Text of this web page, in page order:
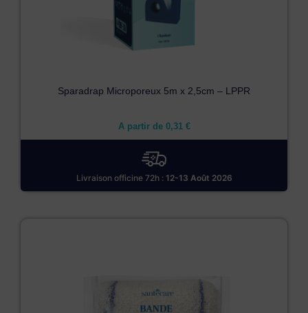
Sparadrap Microporeux 5m x 2,5cm – LPPR
A partir de 0,31 €
Livraison officine 72h : 12-13 Août 2026